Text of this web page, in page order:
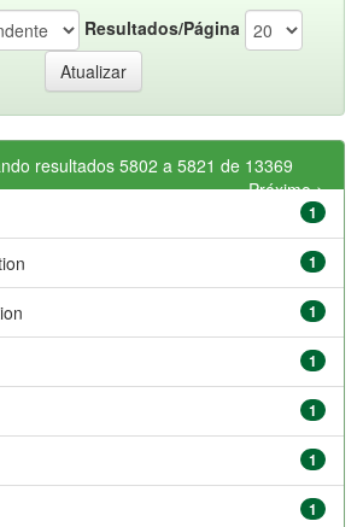
Resultados/Página
resultados 5802 a 5821 de 13369
Próximo >
1
1
1
1
1
1
1